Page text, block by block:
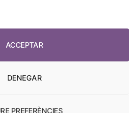
ACCEPTAR
DENEGAR
PREFERÈNCIES